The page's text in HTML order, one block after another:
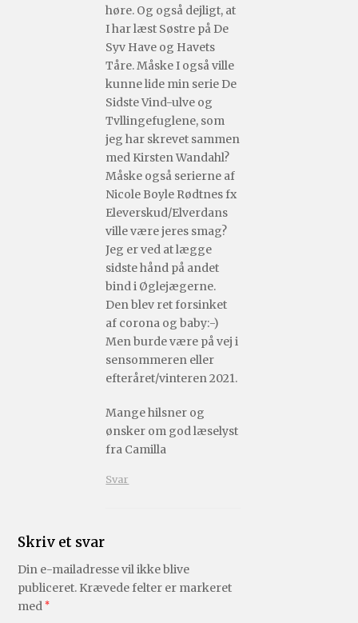
høre. Og også dejligt, at
I har læst Søstre på De
Syv Have og Havets
Tåre. Måske I også ville
kunne lide min serie De
Sidste Vind-ulve og
Tvllingefuglene, som
jeg har skrevet sammen
med Kirsten Wandahl?
Måske også serierne af
Nicole Boyle Rødtnes fx
Eleverskud/Elverdans
ville være jeres smag?
Jeg er ved at lægge
sidste hånd på andet
bind i Øglejægerne.
Den blev ret forsinket
af corona og baby:-)
Men burde være på vej i
sensommeren eller
efteråret/vinteren 2021.
Mange hilsner og
ønsker om god læselyst
fra Camilla
Svar
Skriv et svar
Din e-mailadresse vil ikke blive
publiceret. Krævede felter er markeret
med *